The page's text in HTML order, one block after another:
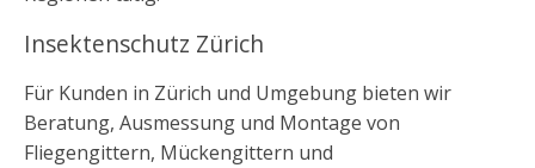
Insektenschutz Zürich
Für Kunden in Zürich und Umgebung bieten wir
Beratung, Ausmessung und Montage von
Fliegengittern, Mückengittern und